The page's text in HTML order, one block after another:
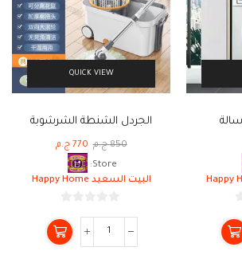
من
5
QUICK VIEW
الجردل الشنطة الشرشوبة
850 ج.م 770 ج.م
Store:
البيت السعيد Happy Home
من
5